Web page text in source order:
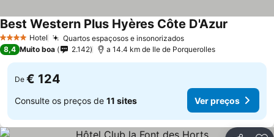
4 EstrelasHotel Quartos espaçosos e insonorizados
Best Western Plus Hyères Côte D'Azur
8,4 Muito boa 2.142 a 14.4 km de Ile de Porquerolles
De € 124
Consulte os preços de 11 sites Ver preços